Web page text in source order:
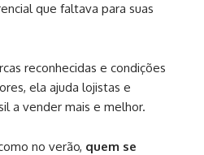
que faltava para suas
reconhecidas e condições
ela ajuda lojistas e
a vender mais e melhor.
no verão, quem se